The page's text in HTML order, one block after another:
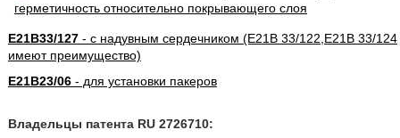
E21B33/127- с надувным сердечником (E21B 33/122,E21B 33/124
имеют преимущество)
E21B23/06- для установки пакеров
Владельцы патента RU 2726710: